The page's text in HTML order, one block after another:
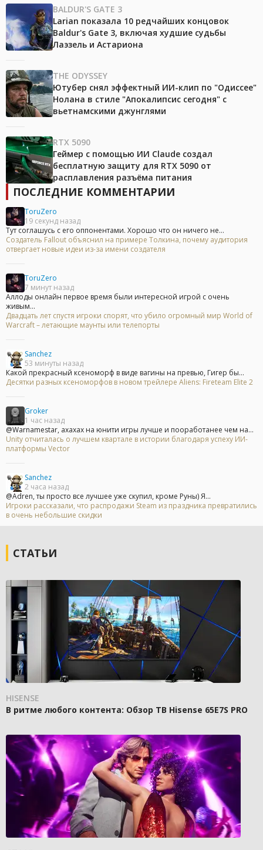
BALDUR'S GATE 3
Larian показала 10 редчайших концовок
Baldur's Gate 3, включая худшие судьбы
Лаэзель и Астариона
THE ODYSSEY
Ютубер снял эффектный ИИ-клип по "Одиссее"
Нолана в стиле "Апокалипсис сегодня" с
вьетнамскими джунглями
RTX 5090
Геймер с помощью ИИ Claude создал
бесплатную защиту для RTX 5090 от
расплавления разъёма питания
ПОСЛЕДНИЕ КОММЕНТАРИИ
ToruZero
19 секунд назад
Тут соглашусь с его оппонентами. Хорошо что он ничего не...
Создатель Fallout объяснил на примере Толкина, почему аудитория
отвергает новые идеи из-за имени создателя
ToruZero
7 минут назад
Аллоды онлайн первое время были интересной игрой с очень
живым...
Двадцать лет спустя игроки спорят, что убило огромный мир World of
Warcraft – летающие маунты или телепорты
Sanchez
53 минуты назад
Какой прекрасный ксеноморф в виде вагины на превью, Гигер бы...
Десятки разных ксеноморфов в новом трейлере Aliens: Fireteam Elite 2
Groker
1 час назад
@Warnamestar, ахахах на юнити игры лучше и пооработанее чем на...
Unity отчиталась о лучшем квартале в истории благодаря успеху ИИ-
платформы Vector
Sanchez
2 часа назад
@Adren, ты просто все лучшее уже скупил, кроме Руны) Я...
Игроки рассказали, что распродажи Steam из праздника превратились
в очень небольшие скидки
СТАТЬИ
HISENSE
В ритме любого контента: Обзор ТВ Hisense 65E7S PRO